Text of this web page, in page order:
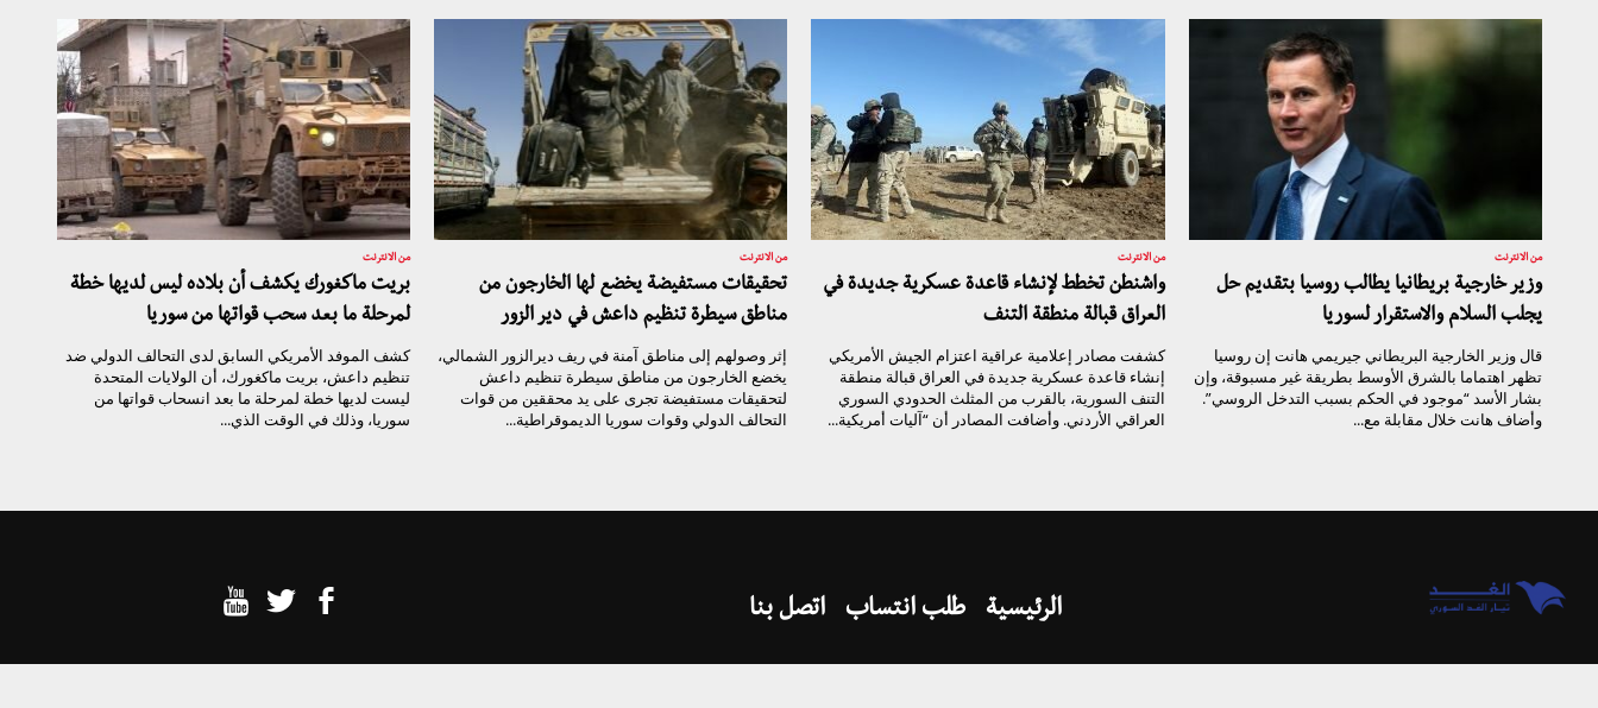
من الانترنت
وزير خارجية بريطانيا يطالب روسيا بتقديم حل
يجلب السلام والاستقرار لسوريا
قال وزير الخارجية البريطاني جيريمي هانت إن روسيا
تظهر اهتماما بالشرق الأوسط بطريقة غير مسبوقة، وإن
بشار الأسد “موجود في الحكم بسبب التدخل الروسي”.
وأضاف هانت خلال مقابلة مع...
من الانترنت
واشنطن تخطط لإنشاء قاعدة عسكرية جديدة في
العراق قبالة منطقة التنف
كشفت مصادر إعلامية عراقية اعتزام الجيش الأمريكي
إنشاء قاعدة عسكرية جديدة في العراق قبالة منطقة
التنف السورية، بالقرب من المثلث الحدودي السوري
العراقي الأردني. وأضافت المصادر أن “آليات أمريكية...
من الانترنت
تحقيقات مستفيضة يخضع لها الخارجون من
مناطق سيطرة تنظيم داعش في دير الزور
إثر وصولهم إلى مناطق آمنة في ريف ديرالزور الشمالي،
يخضع الخارجون من مناطق سيطرة تنظيم داعش
لتحقيقات مستفيضة تجرى على يد محققين من قوات
التحالف الدولي وقوات سوريا الديموقراطية...
من الانترنت
بريت ماكغورك يكشف أن بلاده ليس لديها خطة
لمرحلة ما بعد سحب قواتها من سوريا
كشف الموفد الأمريكي السابق لدى التحالف الدولي ضد
تنظيم داعش، بريت ماكغورك، أن الولايات المتحدة
ليست لديها خطة لمرحلة ما بعد انسحاب قواتها من
سوريا، وذلك في الوقت الذي...
الرئيسية طلب انتساب اتصل بنا